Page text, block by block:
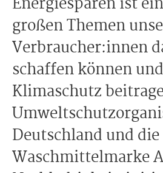
großen Themen
Verbraucher:innen
schaffen können
Klimaschutz
Deutschland und die
Waschmittelmarke